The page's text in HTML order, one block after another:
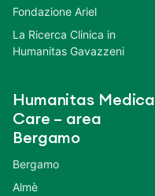
Fondazione Ariel
La Ricerca Clinica in
Humanitas Gavazzeni
Humanitas Medical
Care – area
Bergamo
Bergamo
Almè